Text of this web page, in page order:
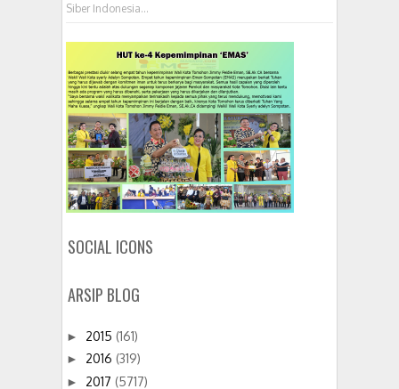
Siber Indonesia...
SOCIAL ICONS
ARSIP BLOG
► 2015 (161)
► 2016 (319)
► 2017 (5717)